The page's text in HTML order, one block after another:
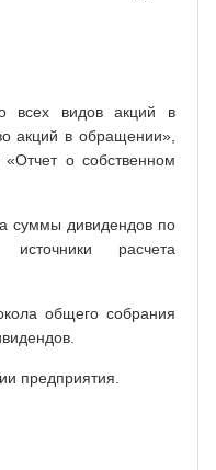
всех видов акций в
акций в обращении»,
о собственном
суммы дивидендов по
источники расчета
общего собрания
предприятия.